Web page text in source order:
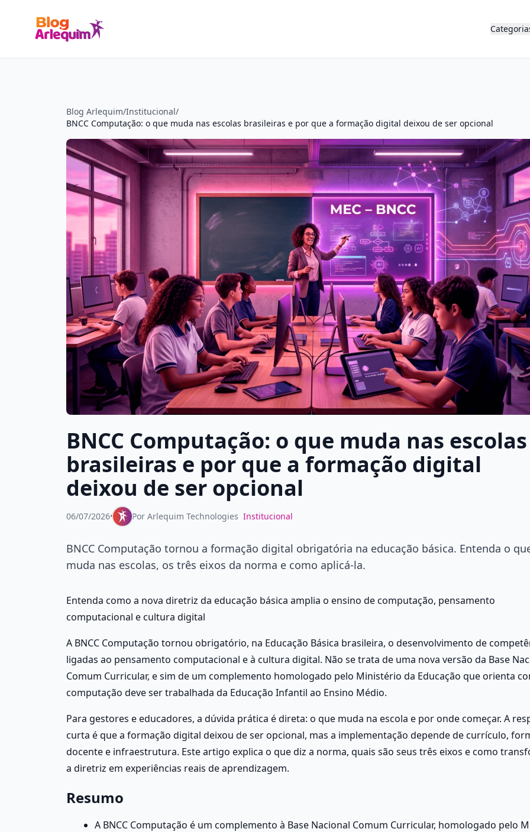
Blog Arlequim/Institucional/
BNCC Computação: o que muda nas escolas brasileiras e por que a formação digital deixou de ser opcional
BNCC Computação: o que muda nas escolas
brasileiras e por que a formação digital
deixou de ser opcional
06/07/2026• Por Arlequim Technologies Institucional
BNCC Computação tornou a formação digital obrigatória na educação básica. Entenda o
muda nas escolas, os três eixos da norma e como aplicá-la.
Entenda como a nova diretriz da educação básica amplia o ensino de computação, pensamento
computacional e cultura digital
A BNCC Computação tornou obrigatório, na Educação Básica brasileira, o desenvolvimento de
ligadas ao pensamento computacional e à cultura digital. Não se trata de uma nova versão da Base
Comum Curricular, e sim de um complemento homologado pelo Ministério da Educação que orienta
computação deve ser trabalhada da Educação Infantil ao Ensino Médio.
Para gestores e educadores, a dúvida prática é direta: o que muda na escola e por onde começar. A
curta é que a formação digital deixou de ser opcional, mas a implementação depende de currículo,
docente e infraestrutura. Este artigo explica o que diz a norma, quais são seus três eixos e como
a diretriz em experiências reais de aprendizagem.
Resumo
A BNCC Computação é um complemento à Base Nacional Comum Curricular, homologado pelo